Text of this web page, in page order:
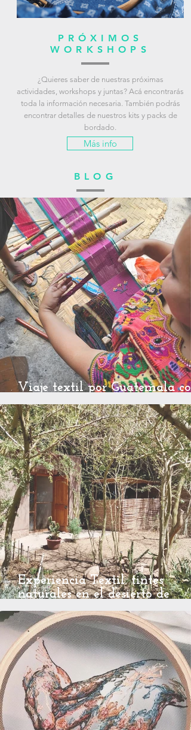
PRÓXIMOS
WORKSHOPS
¿Quieres saber de nuestras próximas
actividades, workshops y juntas? Acá encontrarás
toda la información necesaria. También podrás
encontrar detalles de nuestros kits y packs de
bordado.
Más info
BLOG
Viaje textil por Guatemala
@nosgustabordar 2026
Experiencia Textil: tintes
naturales en el desierto de
Atacama y residencia textil